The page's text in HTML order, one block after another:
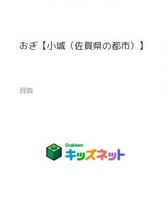
おぎ【小城（佐賀県の都市）】
辞典